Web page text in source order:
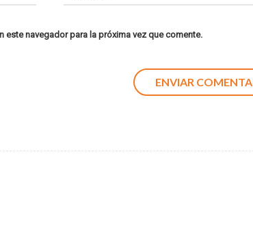
este navegador para la próxima vez que comente.